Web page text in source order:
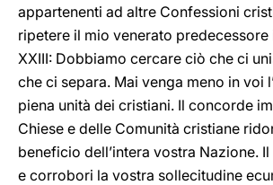
appartenenti ad altre Confessioni
ripetere il mio venerato predecessore
XXIII: Dobbiamo cercare ciò che ci
che ci separa. Mai venga meno in voi
piena unità dei cristiani. Il concorde
Chiese e delle Comunità cristiane
beneficio dell’intera vostra Nazione.
e corrobori la vostra sollecitudine